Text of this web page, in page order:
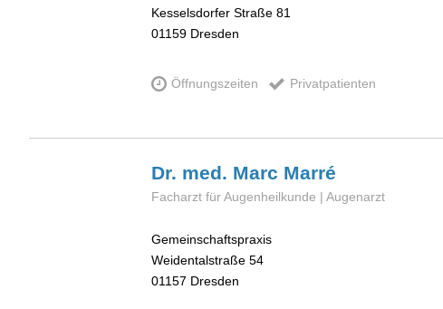
Kesselsdorfer Straße 81
01159 Dresden
Öffnungszeiten Privatpatienten
Dr. med. Marc Marré
Facharzt für Augenheilkunde | Augenarzt
Gemeinschaftspraxis
Weidentalstraße 54
01157 Dresden